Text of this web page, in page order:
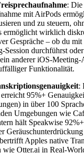
: Die
mit AirPods
und zu steuern,
ermöglicht wirklich
Gespräche – ob du
Session durchführst
anderer iOS-Meeting-
Funktionalität.
:
95%+
in über 100
Umgebungen wie
hält Speakwise
Apples native
Otter.ai in Real-